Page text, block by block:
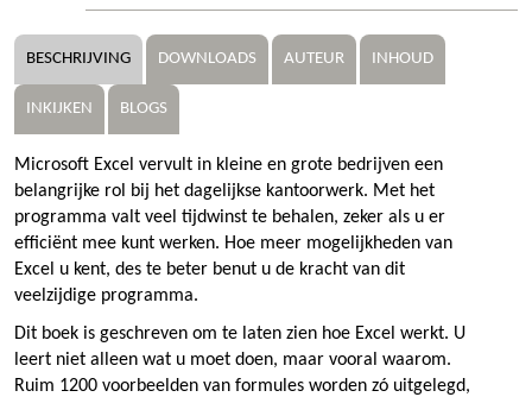
BESCHRIJVING DOWNLOADS AUTEUR INHOUD
INKIJKEN BLOGS
Microsoft Excel vervult in kleine en grote bedrijven een
belangrijke rol bij het dagelijkse kantoorwerk. Met het
programma valt veel tijdwinst te behalen, zeker als u er
efficiënt mee kunt werken. Hoe meer mogelijkheden van
Excel u kent, des te beter benut u de kracht van dit
veelzijdige programma.
Dit boek is geschreven om te laten zien hoe Excel werkt. U
leert niet alleen wat u moet doen, maar vooral waarom.
Ruim 1200 voorbeelden van formules worden zó uitgelegd,